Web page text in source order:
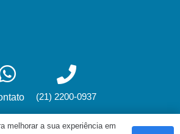
(21) 2200-0937
melhorar a sua experiência em